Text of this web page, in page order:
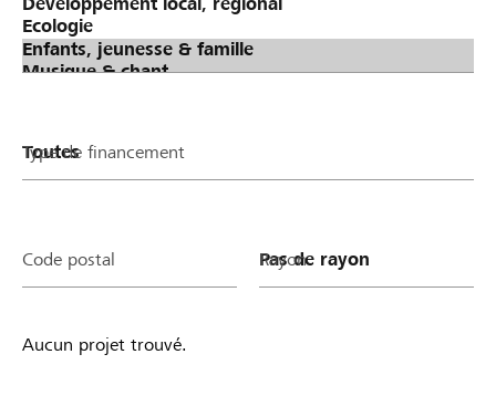
Type de financement
Code postal Rayon
Aucun projet trouvé.